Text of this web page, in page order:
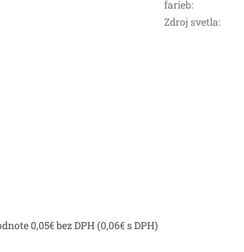
0,05€ bez DPH (0,06€ s DPH)
farieb:
Zdroj svetla: